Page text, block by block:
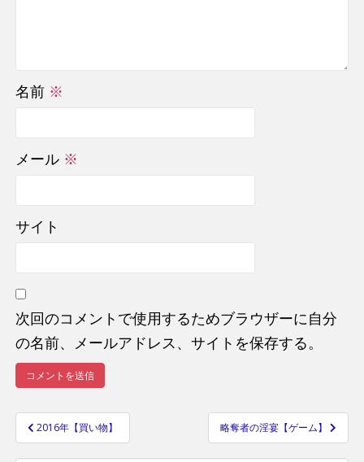
名前 ※
メール ※
サイト
次回のコメントで使用するためブラウザーに自分
の名前、メールアドレス、サイトを保存する。
投
2016年【買い物】 略奪者の淫宴【ゲーム】